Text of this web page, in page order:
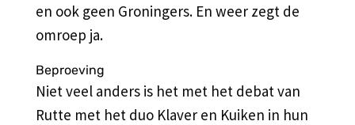
en ook geen Groningers. En weer zegt de
omroep ja.
Beproeving
Niet veel anders is het met het debat van
Rutte met het duo Klaver en Kuiken in hun